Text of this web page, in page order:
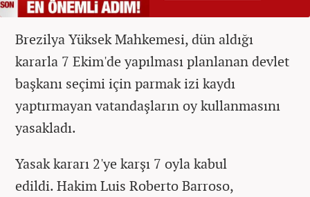
Brezilya Yüksek Mahkemesi, dün aldığı
kararla 7 Ekim'de yapılması planlanan devlet
başkanı seçimi için parmak izi kaydı
yaptırmayan vatandaşların oy kullanmasını
yasakladı.
Yasak kararı 2'ye karşı 7 oyla kabul
edildi. Hakim Luis Roberto Barroso,